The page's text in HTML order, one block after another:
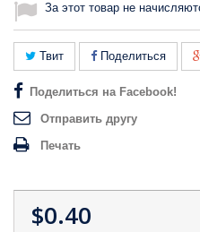
За этот товар не
Твит Поделиться
Поделиться на Facebook!
Отправить другу
Печать
$0.40